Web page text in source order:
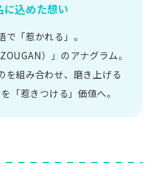
に込めた想い
で​「惹かれる」。
）」の​アナグラム。
組み合わせ、 磨き上げる​
「惹きつける」価値へ。​